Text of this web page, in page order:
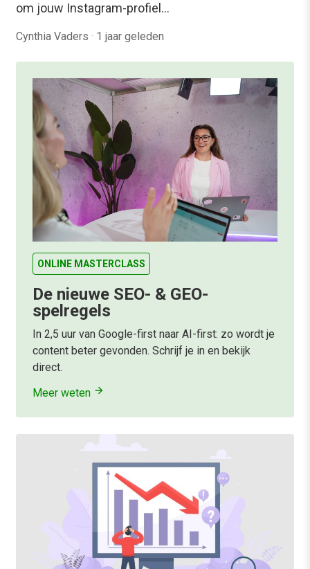
om jouw Instagram-profiel…
Cynthia Vaders · 1 jaar geleden
ONLINE MASTERCLASS
De nieuwe SEO- & GEO-
spelregels
In 2,5 uur van Google-first naar AI-first: zo wordt je
content beter gevonden. Schrijf je in en bekijk
direct.
Meer weten